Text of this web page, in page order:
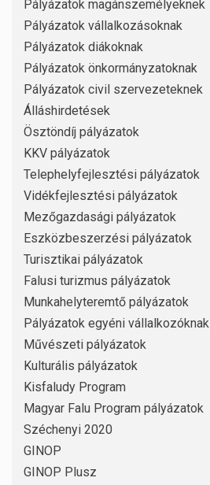
Pályázatok magánszemélyeknek
Pályázatok vállalkozásoknak
Pályázatok diákoknak
Pályázatok önkormányzatoknak
Pályázatok civil szervezeteknek
Álláshirdetések
Ösztöndíj pályázatok
KKV pályázatok
Telephelyfejlesztési pályázatok
Vidékfejlesztési pályázatok
Mezőgazdasági pályázatok
Eszközbeszerzési pályázatok
Turisztikai pályázatok
Falusi turizmus pályázatok
Munkahelyteremtő pályázatok
Pályázatok egyéni vállalkozóknak
Művészeti pályázatok
Kulturális pályázatok
Kisfaludy Program
Magyar Falu Program pályázatok
Széchenyi 2020
GINOP
GINOP Plusz